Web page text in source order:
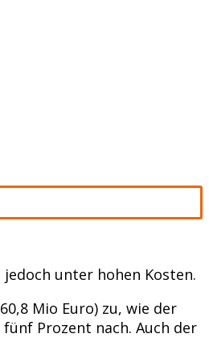
unter hohen Kosten.
Mio Euro) zu, wie der
Prozent nach. Auch der